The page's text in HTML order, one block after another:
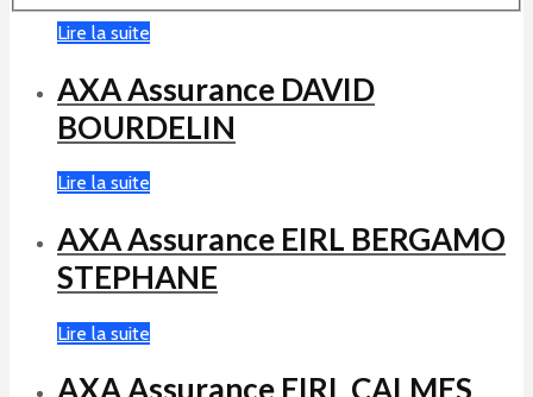
Lire la suite
AXA Assurance DAVID
BOURDELIN
Lire la suite
AXA Assurance EIRL BERGAMO
STEPHANE
Lire la suite
AXA Assurance EIRL CALMES